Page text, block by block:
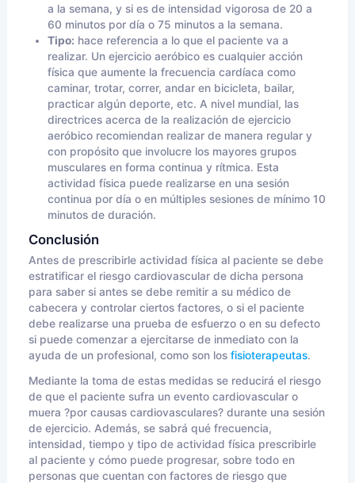
a la semana, y si es de intensidad vigorosa de 20 a
60 minutos por día o 75 minutos a la semana.
Tipo: hace referencia a lo que el paciente va a
realizar. Un ejercicio aeróbico es cualquier acción
física que aumente la frecuencia cardíaca como
caminar, trotar, correr, andar en bicicleta, bailar,
practicar algún deporte, etc. A nivel mundial, las
directrices acerca de la realización de ejercicio
aeróbico recomiendan realizar de manera regular y
con propósito que involucre los mayores grupos
musculares en forma continua y rítmica. Esta
actividad física puede realizarse en una sesión
continua por día o en múltiples sesiones de mínimo 10
minutos de duración.
Conclusión
Antes de prescribirle actividad física al paciente se debe
estratificar el riesgo cardiovascular de dicha persona
para saber si antes se debe remitir a su médico de
cabecera y controlar ciertos factores, o si el paciente
debe realizarse una prueba de esfuerzo o en su defecto
si puede comenzar a ejercitarse de inmediato con la
ayuda de un profesional, como son los fisioterapeutas.
Mediante la toma de estas medidas se reducirá el riesgo
de que el paciente sufra un evento cardiovascular o
muera ?por causas cardiovasculares? durante una sesión
de ejercicio. Además, se sabrá qué frecuencia,
intensidad, tiempo y tipo de actividad física prescribirle
al paciente y cómo puede progresar, sobre todo en
personas que cuentan con factores de riesgo que